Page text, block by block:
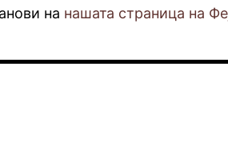
на нашата страница на